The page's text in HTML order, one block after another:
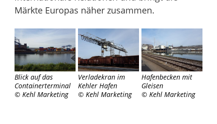
Märkte Europas näher zusammen.
Blick auf das
Containerterminal
© Kehl Marketing
Verladekran im
Kehler Hafen
© Kehl Marketing
Hafenbecken mit
Gleisen
© Kehl Marketing